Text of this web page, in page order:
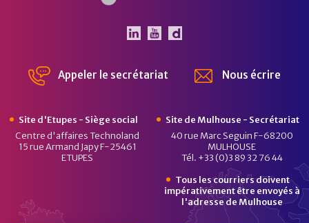
Appeler le secrétariat Nous écrire
Site d'Etupes - Siège social
Centre d'affaires Technoland
15 rue Armand Japy F-25461
ETUPES
Site de Mulhouse - Secrétariat
40 rue Marc Seguin F-68200
MULHOUSE
Tél. +33 (0)3 89 32 76 44
Tous les courriers doivent
impérativement être envoyés à
l'adresse de Mulhouse